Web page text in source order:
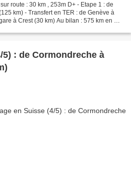
route : 30 km , 253m D+ - Etape 1 : de
km) - Transfert en TER : de Genève à
à Crest (30 km) Au bilan : 575 km en 5
5) : de Cormondreche à